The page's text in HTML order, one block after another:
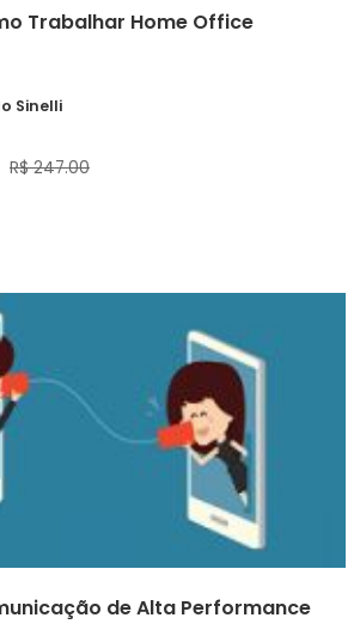
Trabalhar Home Office
Sinelli
R$ 247.00
de Alta Performance